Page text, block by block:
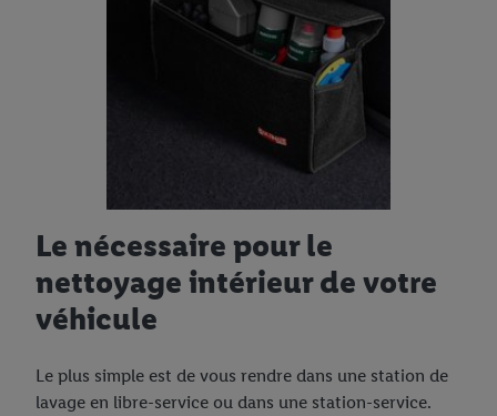
Le nécessaire pour le
nettoyage intérieur de votre
véhicule
Le plus simple est de vous rendre dans une station de
lavage en libre-service ou dans une station-service.